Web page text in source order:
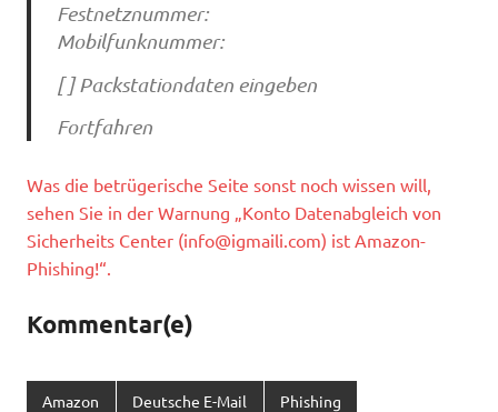
Festnetznummer:
Mobilfunknummer:
[ ] Packstationdaten eingeben
Fortfahren
Was die betrügerische Seite sonst noch wissen will,
sehen Sie in der Warnung „Konto Datenabgleich von
Sicherheits Center (info@igmaili.com) ist Amazon-
Phishing!“.
Kommentar(e)
Amazon Deutsche E-Mail Phishing